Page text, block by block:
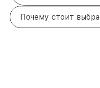
Почему стоит